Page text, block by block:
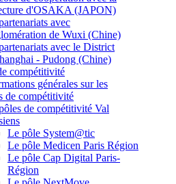
d'OSAKA (JAPON)
avec
de Wuxi (Chine)
avec le District
- Pudong (Chine)
compétitivité
générales sur les
de compétitivité
de compétitivité Val
Le pôle System@tic
Le pôle Medicen Paris Région
Le pôle Cap Digital Paris-
Région